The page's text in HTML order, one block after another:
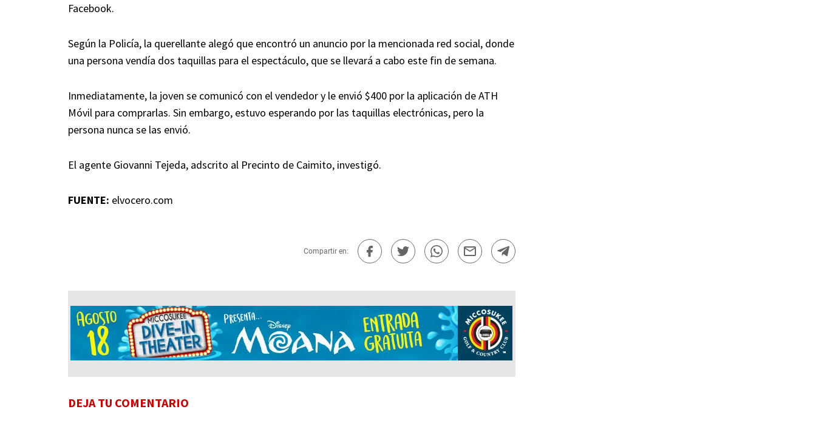
Facebook.
Según la Policía, la querellante alegó que encontró un anuncio por la mencionada red social, donde
una persona vendía dos taquillas para el espectáculo, que se llevará a cabo este fin de semana.
Inmediatamente, la joven se comunicó con el vendedor y le envió $400 por la aplicación de ATH
Móvil para comprarlas. Sin embargo, estuvo esperando por las taquillas electrónicas, pero la
persona nunca se las envió.
El agente Giovanni Tejeda, adscrito al Precinto de Caimito, investigó.
FUENTE: elvocero.com
Compartir en:
DEJA TU COMENTARIO